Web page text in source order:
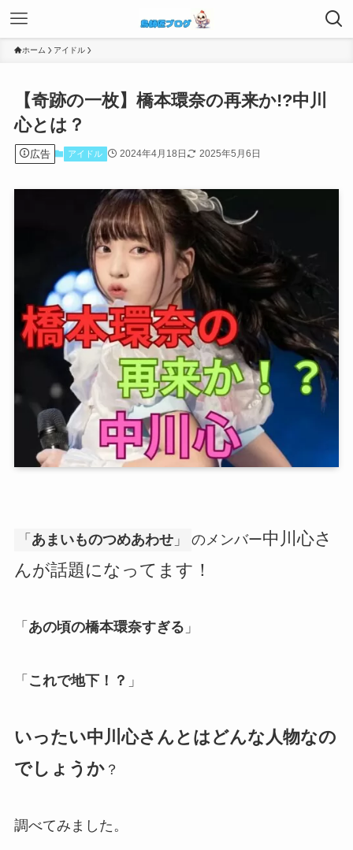
ホーム アイドル
【奇跡の一枚】橋本環奈の再来か!?中川
心とは？
広告 アイドル 2024年4月18日 2025年5月6日
「 あまいものつめあわせ 」 のメンバー中川心さ
んが話題になってます！
「 あの頃の橋本環奈すぎる 」
「 これで地下！？ 」
いったい中川心さんとはどんな人物なの
でしょうか？
調べてみました。